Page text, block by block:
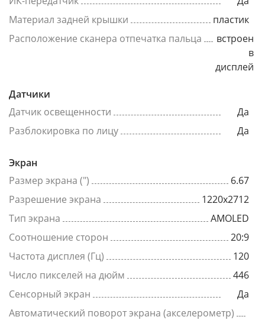
Материал задней крышки
пластик
Расположение сканера отпечатка пальца
встроен
в
дисплей
Датчики
Датчик освещенности
Да
Разблокировка по лицу
Да
Экран
Размер экрана (")
6.67
Разрешение экрана
1220x2712
Тип экрана
AMOLED
Соотношение сторон
20:9
Частота дисплея (Гц)
120
Число пикселей на дюйм
446
Сенсорный экран
Да
Автоматический поворот экрана (акселерометр)